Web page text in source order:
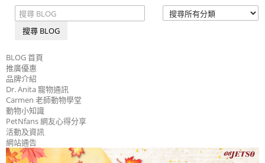
搜尋 BLOG
BLOG 首頁
推廣優惠
品牌介紹
Dr. Anita 寵物通訊
Carmen 老師動物學堂
動物小知識
PetNfans 網友心得分享
活動及資訊
網站通告